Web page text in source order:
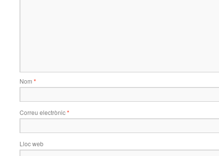
Nom *
Correu electrònic*
Lloc web